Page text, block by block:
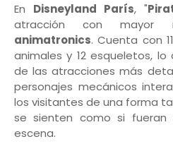
En Disneyland París, "
atracción con mayor
animatronics. Cuenta con
animales y 12 esqueletos,
de las atracciones más
personajes mecánicos
los visitantes de una forma
se sienten como si fueran
escena.